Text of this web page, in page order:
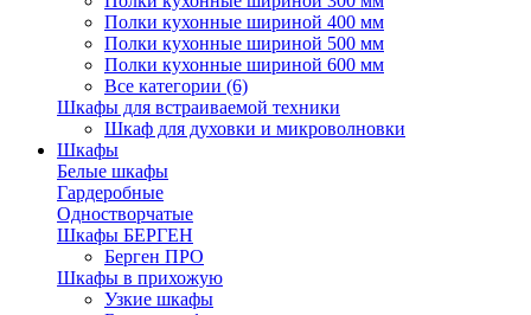
Полки кухонные шириной 400 мм
Полки кухонные шириной 500 мм
Полки кухонные шириной 600 мм
Все категории (6)
Шкафы для встраиваемой техники
Шкаф для духовки и микроволновки
Шкафы
Белые шкафы
Гардеробные
Одностворчатые
Шкафы БЕРГЕН
Берген ПРО
Шкафы в прихожую
Узкие шкафы